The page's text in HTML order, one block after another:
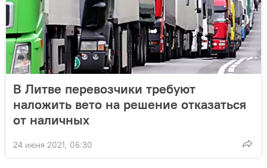
В Литве перевозчики требуют
наложить вето на решение отказаться
от наличных
24 июня 2021, 06:30